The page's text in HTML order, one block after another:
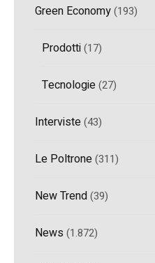
Green Economy(193)
Prodotti(17)
Tecnologie(27)
Interviste(43)
Le Poltrone(311)
New Trend(39)
News (1.872)